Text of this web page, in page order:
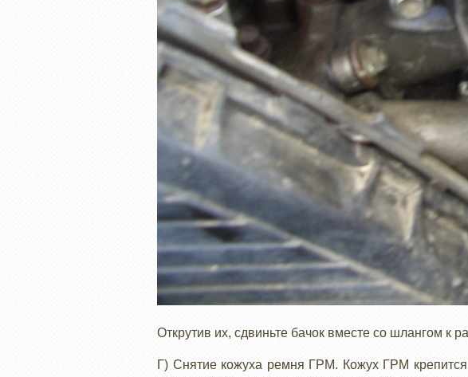
Открутив их, сдвиньте бачок вместе со шлангом к
Г) Снятие кожуха ремня ГРМ. Кожух ГРМ